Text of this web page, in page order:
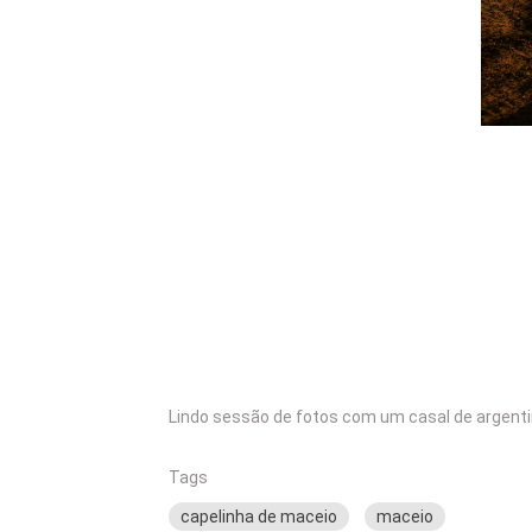
Lindo sessão de fotos com um casal de
Tags
capelinha de maceio maceio